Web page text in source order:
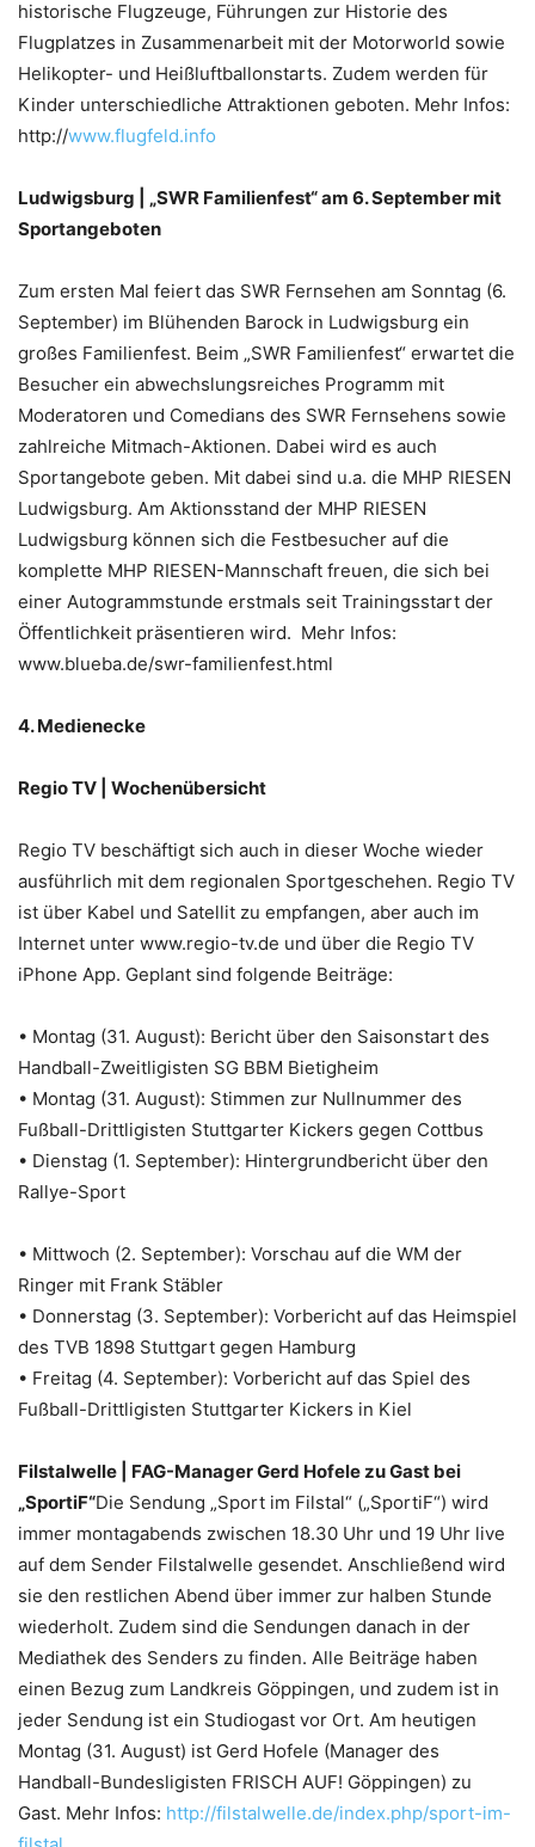
historische Flugzeuge, Führungen zur Historie des
Flugplatzes in Zusammenarbeit mit der Motorworld sowie
Helikopter- und Heißluftballonstarts. Zudem werden für
Kinder unterschiedliche Attraktionen geboten. Mehr Infos:
http://www.flugfeld.info
Ludwigsburg | „SWR Familienfest“ am 6. September mit
Sportangeboten
Zum ersten Mal feiert das SWR Fernsehen am Sonntag (6.
September) im Blühenden Barock in Ludwigsburg ein
großes Familienfest. Beim „SWR Familienfest“ erwartet die
Besucher ein abwechslungsreiches Programm mit
Moderatoren und Comedians des SWR Fernsehens sowie
zahlreiche Mitmach-Aktionen. Dabei wird es auch
Sportangebote geben. Mit dabei sind u.a. die MHP RIESEN
Ludwigsburg. Am Aktionsstand der MHP RIESEN
Ludwigsburg können sich die Festbesucher auf die
komplette MHP RIESEN-Mannschaft freuen, die sich bei
einer Autogrammstunde erstmals seit Trainingsstart der
Öffentlichkeit präsentieren wird. Mehr Infos:
www.blueba.de/swr-familienfest.html
4. Medienecke
Regio TV | Wochenübersicht
Regio TV beschäftigt sich auch in dieser Woche wieder
ausführlich mit dem regionalen Sportgeschehen. Regio TV
ist über Kabel und Satellit zu empfangen, aber auch im
Internet unter www.regio-tv.de und über die Regio TV
iPhone App. Geplant sind folgende Beiträge:
• Montag (31. August): Bericht über den Saisonstart des
Handball-Zweitligisten SG BBM Bietigheim
• Montag (31. August): Stimmen zur Nullnummer des
Fußball-Drittligisten Stuttgarter Kickers gegen Cottbus
• Dienstag (1. September): Hintergrundbericht über den
Rallye-Sport
• Mittwoch (2. September): Vorschau auf die WM der
Ringer mit Frank Stäbler
• Donnerstag (3. September): Vorbericht auf das Heimspiel
des TVB 1898 Stuttgart gegen Hamburg
• Freitag (4. September): Vorbericht auf das Spiel des
Fußball-Drittligisten Stuttgarter Kickers in Kiel
Filstalwelle | FAG-Manager Gerd Hofele zu Gast bei
„SportiF“Die Sendung „Sport im Filstal“ („SportiF“) wird
immer montagabends zwischen 18.30 Uhr und 19 Uhr live
auf dem Sender Filstalwelle gesendet. Anschließend wird
sie den restlichen Abend über immer zur halben Stunde
wiederholt. Zudem sind die Sendungen danach in der
Mediathek des Senders zu finden. Alle Beiträge haben
einen Bezug zum Landkreis Göppingen, und zudem ist in
jeder Sendung ist ein Studiogast vor Ort. Am heutigen
Montag (31. August) ist Gerd Hofele (Manager des
Handball-Bundesligisten FRISCH AUF! Göppingen) zu
Gast. Mehr Infos: http://filstalwelle.de/index.php/sport-im-